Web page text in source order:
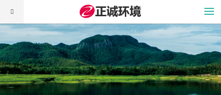
正诚简介
产品服务
工程案例
人才招聘
资讯中心
联系正诚